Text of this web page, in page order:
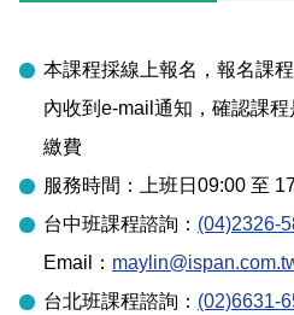
本課程採線上報名，報名課
內收到e-mail通知，確認課
繳費
服務時間：上班日09:00 至
台中班課程諮詢： (04)2326-
Email：
台北班課程諮詢： (02)6631-